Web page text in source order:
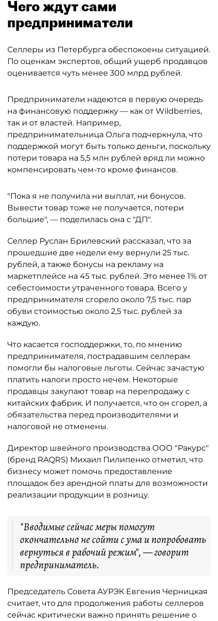
Чего ждут сами
предприниматели
Селлеры из Петербурга обеспокоены ситуацией.
По оценкам экспертов, общий ущерб продавцов
оценивается чуть менее 300 млрд рублей.
Предприниматели надеются в первую очередь
на финансовую поддержку — как от Wildberries,
так и от властей. Например,
предпринимательница Ольга подчеркнула, что
поддержкой могут быть только деньги, поскольку
потери товара на 5,5 млн рублей вряд ли можно
компенсировать чем-то кроме финансов.
"Пока я не получила ни выплат, ни бонусов.
Вывести товар тоже не получается, потери
большие", — поделилась она с "ДП".
Селлер Руслан Брилевский рассказал, что за
прошедшие две недели ему вернули 25 тыс.
рублей, а также бонусы на рекламу на
маркетплейсе на 45 тыс. рублей. Это менее 1% от
себестоимости утраченного товара. Всего у
предпринимателя сгорело около 7,5 тыс. пар
обуви стоимостью около 2,5 тыс. рублей за
каждую.
Что касается господдержки, то, по мнению
предпринимателя, пострадавшим селлерам
помогли бы налоговые льготы. Сейчас зачастую
платить налоги просто нечем. Некоторые
продавцы закупают товар на перепродажу с
китайских фабрик. И получается, что он сгорел, а
обязательства перед производителями и
налоговой не отменены.
Директор швейного производства ООО "Ракурс"
(бренд RAQRS) Михаил Пилипенко отметил, что
бизнесу может помочь предоставление
площадок без арендной платы для возможности
реализации продукции в розницу.
"Вводимые сейчас меры помогут
окончательно не сойти с ума и попробовать
вернуться в рабочий режим", — говорит
предприниматель.
Председатель Совета АУРЭК Евгения Черницкая
считает, что для продолжения работы селлеров
сейчас критически важно принять решение о